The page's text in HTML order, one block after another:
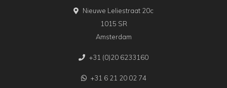
Nieuwe Leliestraat 20c
1015 SR
Amsterdam
+31 (0)20 6233160
+31 6 21 20 02 74